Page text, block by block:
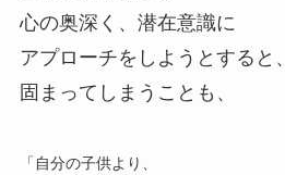
心の奥深く、潜在意識に
アプローチをしようとすると、
固まってしまうことも、
「自分の子供より、